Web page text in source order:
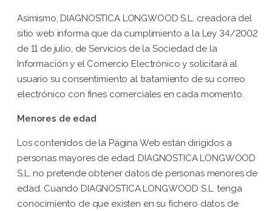
Asimismo, DIAGNOSTICA LONGWOOD S.L. creadora del
sitio web informa que da cumplimiento a la Ley 34/2002
de 11 de julio, de Servicios de la Sociedad de la
Información y el Comercio Electrónico y solicitará al
usuario su consentimiento al tratamiento de su correo
electrónico con fines comerciales en cada momento.
Menores de edad
Los contenidos de la Página Web están dirigidos a
personas mayores de edad. DIAGNOSTICA LONGWOOD
S.L. no pretende obtener datos de personas menores de
edad. Cuando DIAGNOSTICA LONGWOOD S.L. tenga
conocimiento de que existen en su fichero datos de